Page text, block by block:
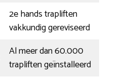
2e hands trapliften
vakkundig gereviseerd
Al meer dan 60.000
trapliften geïnstalleerd